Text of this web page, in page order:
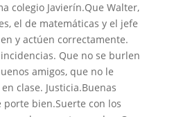
colegio Javierín.Que Walter,
el de matemáticas y el jefe
y actúen correctamente.
Que no se burlen
amigos, que no le
clase. Justicia.Buenas
porte bien.Suerte con los